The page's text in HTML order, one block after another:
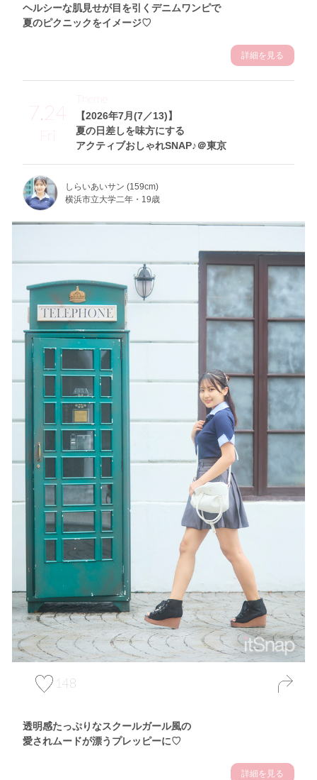
ヘルシーな肌見せが目を引くデニムワンピで
夏のピクニックをイメージ♡
詳細を見る
7.24
Fri
【2026年7月(7／13)】
夏の日差しを味方にする
アクティブおしゃれSNAP♪＠東京
Theme
しらいあいサン (159cm)
横浜市立大学二年・19歳
148
透明感たっぷりなスクールガール風の
愛されムードが漂うプレッピーに♡
詳細を見る